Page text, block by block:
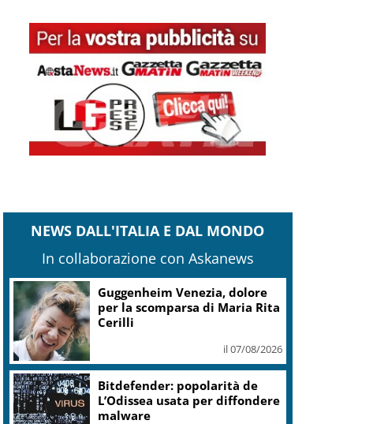
NEWS DALL'ITALIA E DAL MONDO
In collaborazione con Askanews
Guggenheim Venezia, dolore
per la scomparsa di Maria Rita
Cerilli
il 07/08/2026
Bitdefender: popolarità de
L’Odissea usata per diffondere
malware